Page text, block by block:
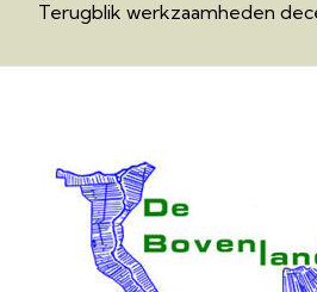
Terugblik werkzaamheden